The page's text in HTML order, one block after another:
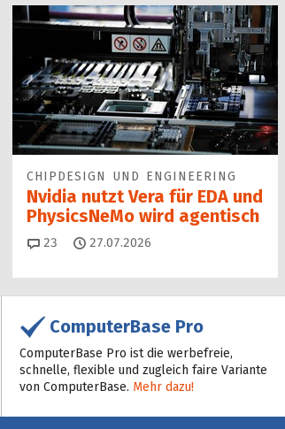
CHIPDESIGN UND ENGINEERING
Nvidia nutzt Vera für EDA und
PhysicsNeMo wird agentisch
23 Kommentare
27.07.2026
ComputerBase Pro
ComputerBase Pro ist die werbefreie,
schnelle, flexible und zugleich faire Variante
von ComputerBase. Mehr dazu!